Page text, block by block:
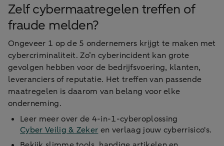
Zelf cybermaatregelen treffen of
fraude melden?
Ongeveer 1 op de 5 ondernemers krijgt te maken met
cybercriminaliteit. Zo’n cyberincident kan grote
gevolgen hebben voor de bedrijfsvoering, klanten,
leveranciers of reputatie. Het treffen van passende
maatregelen is daarom van belang voor elke
onderneming.
Leer meer over de 4-in-1-cyberoplossing
Cyber Veilig & Zeker en verlaag jouw cyberrisico's.